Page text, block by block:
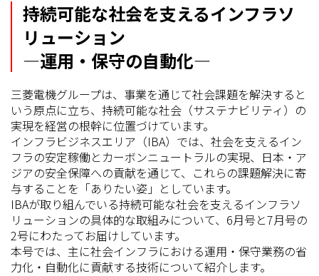
持続可能な社会を支えるインフラソ
リューション
―運用・保守の自動化―
三菱電機グループは、事業を通じて社会課題を解決すると
いう原点に立ち、持続可能な社会（サステナビリティ）の
実現を経営の根幹に位置づけています。
インフラビジネスエリア（IBA）では、社会を支えるイン
フラの安定稼働とカーボンニュートラルの実現、日本・ア
ジアの安全保障への貢献を通じて、これらの課題解決に寄
与することを「ありたい姿」としています。
IBAが取り組んでいる持続可能な社会を支えるインフラソ
リューションの具体的な取組みについて、6月号と7月号の
2号にわたってお届けしています。
本号では、主に社会インフラにおける運用・保守業務の省
力化・自動化に貢献する技術について紹介します。